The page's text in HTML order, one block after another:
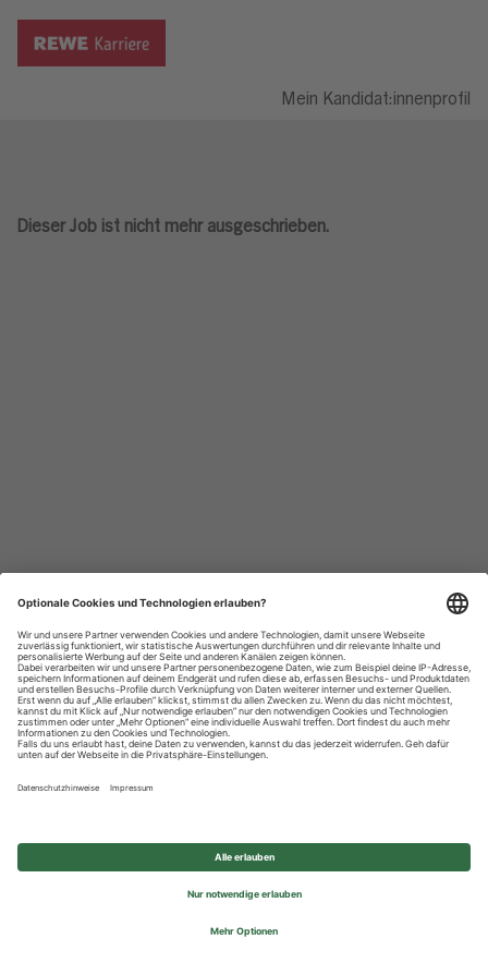
Mein Kandidat:innenprofil
Dieser Job ist nicht mehr ausgeschrieben.
Datenschutzhinweise
Impressum
Privatsphäre-Einstellungen
© 2026 REWE Group - All rights reserved